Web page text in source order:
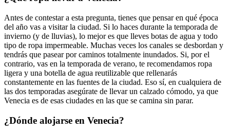
Antes de contestar a esta pregunta, tienes que pensar en qué época
del año vas a visitar la ciudad. Si lo haces durante la temporada de
invierno (y de lluvias), lo mejor es que lleves botas de agua y todo
tipo de ropa impermeable. Muchas veces los canales se desbordan y
tendrás que pasear por caminos totalmente inundados. Si, por el
contrario, vas en la temporada de verano, te recomendamos ropa
ligera y una botella de agua reutilizable que rellenarás
constantemente en las fuentes de la ciudad. Eso sí, en cualquiera de
las dos temporadas asegúrate de llevar un calzado cómodo, ya que
Venecia es de esas ciudades en las que se camina sin parar.
¿Dónde alojarse en Venecia?